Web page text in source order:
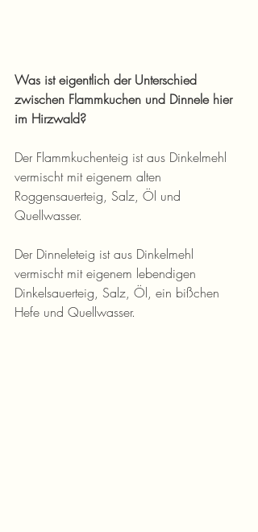
Was ist eigentlich der Unterschied
zwischen Flammkuchen und Dinnele hier
im Hirzwald?
Der Flammkuchenteig ist aus Dinkelmehl
vermischt mit eigenem alten
Roggensauerteig, Salz, Öl und
Quellwasser.
Der Dinneleteig ist aus Dinkelmehl
vermischt mit eigenem lebendigen
Dinkelsauerteig, Salz, Öl, ein bißchen
Hefe und Quellwasser.